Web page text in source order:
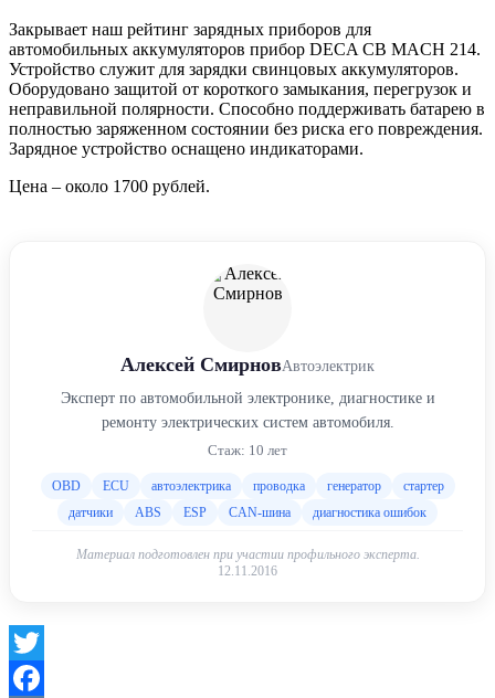
Закрывает наш рейтинг зарядных приборов для
автомобильных аккумуляторов прибор DECA CB MACH 214.
Устройство служит для зарядки свинцовых аккумуляторов.
Оборудовано защитой от короткого замыкания, перегрузок и
неправильной полярности. Способно поддерживать батарею в
полностью заряженном состоянии без риска его повреждения.
Зарядное устройство оснащено индикаторами.
Цена – около 1700 рублей.
Алексей СмирновАвтоэлектрик
Эксперт по автомобильной электронике, диагностике и
ремонту электрических систем автомобиля.
Стаж: 10 лет
OBD ECU автоэлектрика проводка генератор
стартер
датчики
ABS ESP CAN-шина диагностика ошибок
Материал подготовлен при участии профильного эксперта.
12.11.2016
Twitter